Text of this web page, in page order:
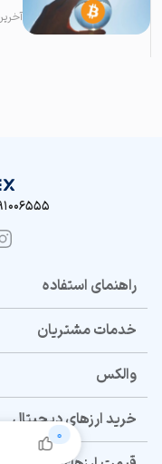
0
راهنمای استفاده
خدمات مشتریان
والکس
خرید ارزهای دیجیتال